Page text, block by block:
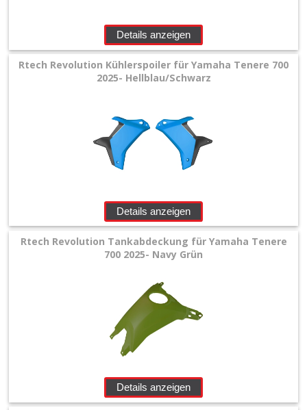
Details anzeigen
Rtech Revolution Kühlerspoiler für Yamaha Tenere 700
2025- Hellblau/Schwarz
Details anzeigen
Rtech Revolution Tankabdeckung für Yamaha Tenere
700 2025- Navy Grün
Details anzeigen